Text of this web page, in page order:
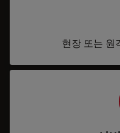
현장 또는 원